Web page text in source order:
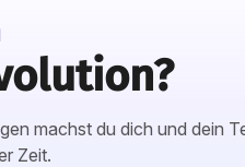
machst du dich und dein
Zeit.